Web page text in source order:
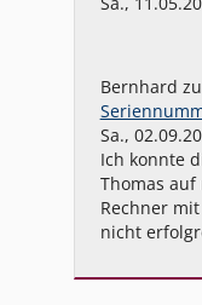
Bernhard zu
Sa.,
Ich konnte
Thomas
Rechner
nicht